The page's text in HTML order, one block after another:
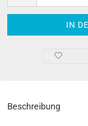
Beschreibung